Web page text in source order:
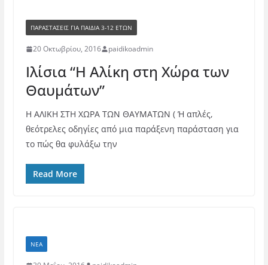
ΠΑΡΑΣΤΆΣΕΙΣ ΓΙΑ ΠΑΙΔΙΆ 3-12 ΕΤΏΝ
20 Οκτωβρίου, 2016 paidikoadmin
Ιλίσια “Η Αλίκη στη Χώρα των
Θαυμάτων”
Η ΑΛΙΚΗ ΣΤΗ ΧΩΡΑ ΤΩΝ ΘΑΥΜΑΤΩΝ ( Ή απλές,
θεότρελες οδηγίες από μια παράξενη παράσταση για
το πώς θα φυλάξω την
Read More
ΝΈΑ